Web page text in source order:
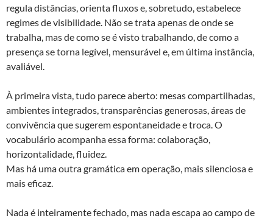
regula distâncias, orienta fluxos e, sobretudo, estabelece
regimes de visibilidade. Não se trata apenas de onde se
trabalha, mas de como se é visto trabalhando, de como a
presença se torna legível, mensurável e, em última instância,
avaliável.
À primeira vista, tudo parece aberto: mesas compartilhadas,
ambientes integrados, transparências generosas, áreas de
convivência que sugerem espontaneidade e troca. O
vocabulário acompanha essa forma: colaboração,
horizontalidade, fluidez.
Mas há uma outra gramática em operação, mais silenciosa e
mais eficaz.
Nada é inteiramente fechado, mas nada escapa ao campo de